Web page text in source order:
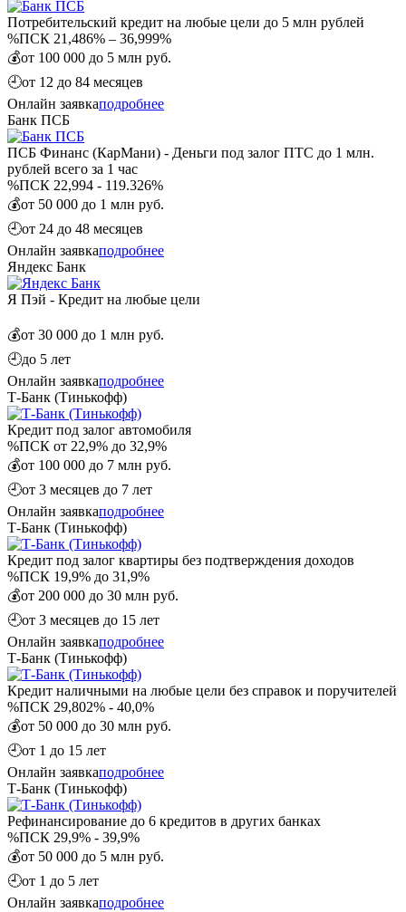
Потребительский кредит на любые цели до 5 млн рублей
%ПСК 21,486% – 36,999%
💰от 100 000 до 5 млн руб.
🕘от 12 до 84 месяцев
Онлайн заявкаподробнее
Банк ПСБ
ПСБ Финанс (КарМани) - Деньги под залог ПТС до 1 млн.
рублей всего за 1 час
%ПСК 22,994 - 119.326%
💰от 50 000 до 1 млн руб.
🕘от 24 до 48 месяцев
Онлайн заявкаподробнее
Яндекс Банк
Я Пэй - Кредит на любые цели
💰от 30 000 до 1 млн руб.
🕘до 5 лет
Онлайн заявкаподробнее
Т-Банк (Тинькофф)
Кредит под залог автомобиля
%ПСК от 22,9% до 32,9%
💰от 100 000 до 7 млн руб.
🕘от 3 месяцев до 7 лет
Онлайн заявкаподробнее
Т-Банк (Тинькофф)
Кредит под залог квартиры без подтверждения доходов
%ПСК 19,9% до 31,9%
💰от 200 000 до 30 млн руб.
🕘от 3 месяцев до 15 лет
Онлайн заявкаподробнее
Т-Банк (Тинькофф)
Кредит наличными на любые цели без справок и поручителей
%ПСК 29,802% - 40,0%
💰от 50 000 до 30 млн руб.
🕘от 1 до 15 лет
Онлайн заявкаподробнее
Т-Банк (Тинькофф)
Рефинансирование до 6 кредитов в других банках
%ПСК 29,9% - 39,9%
💰от 50 000 до 5 млн руб.
🕘от 1 до 5 лет
Онлайн заявкаподробнее